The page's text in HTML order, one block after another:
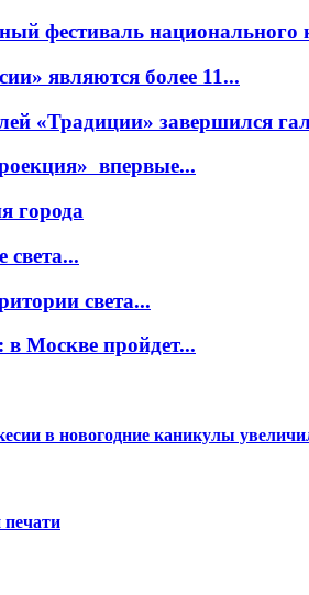
фестиваль национального
являются более 11...
«Традиции» завершился
впервые...
города
света...
света...
Москве пройдет...
в новогодние каникулы
печати